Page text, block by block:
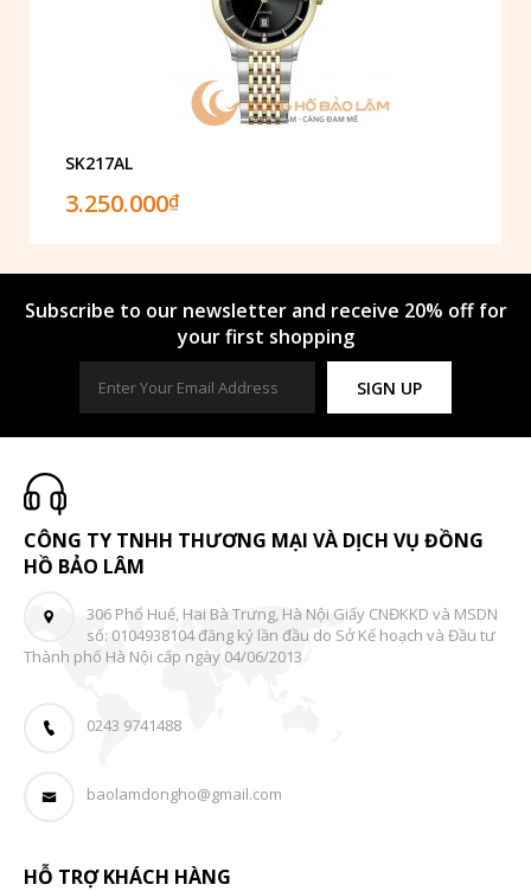
SK217AL
3.250.000₫
Subscribe to our newsletter and receive 20% off for
your first shopping
SIGN UP
CÔNG TY TNHH THƯƠNG MẠI VÀ DỊCH VỤ ĐỒNG
HỒ BẢO LÂM
306 Phố Huế, Hai Bà Trưng, Hà Nội Giấy CNĐKKD và MSDN
số: 0104938104 đăng ký lần đầu do Sở Kế hoạch và Đầu tư
Thành phố Hà Nội cấp ngày 04/06/2013
0243 9741488
baolamdongho@gmail.com
HỖ TRỢ KHÁCH HÀNG